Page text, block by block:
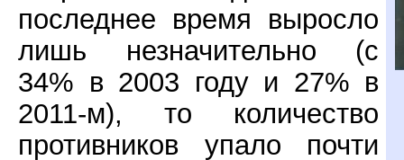
последнее время выросло
лишь незначительно (с
34% в 2003 году и 27% в
2011-м), то количество
противников упало почти